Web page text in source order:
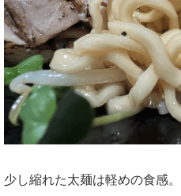
少し縮れた太麺は軽めの食感